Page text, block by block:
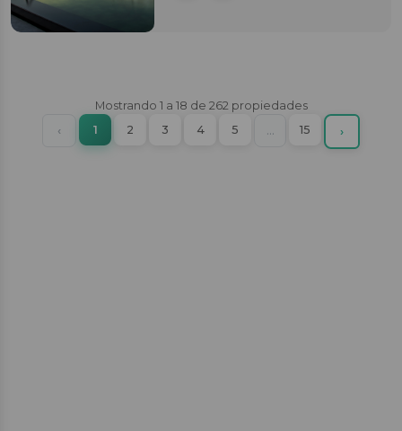
Mostrando 1 a 18 de 262 propiedades
‹ Previous
1(current)
2 3 4 5 …More15 ›Next